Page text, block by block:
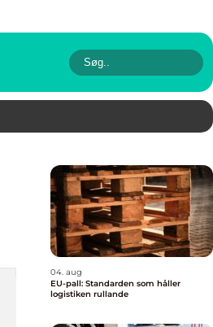
04. aug
EU-pall: Standarden som håller
logistiken rullande